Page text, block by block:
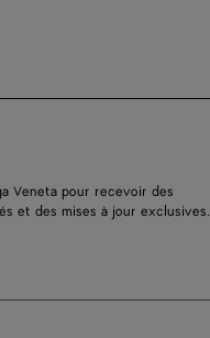
Veneta pour recevoir des
et des mises à jour exclusives.